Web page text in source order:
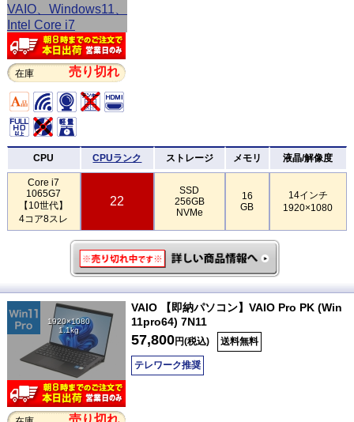
在庫 売り切れ
CPU CPUランク ストレージ メモリ 液晶/解像度
Core i7
1065G7
【10世代】
4コア8スレ
22
SSD
256GB
NVMe
16
GB
14インチ
1920×1080
1920×1080
1.1kg
売り切れ
VAIO 【即納パソコン】VAIO Pro PK (Win
11pro64) 7N11
57,800円(税込) 送料無料
テレワーク推奨